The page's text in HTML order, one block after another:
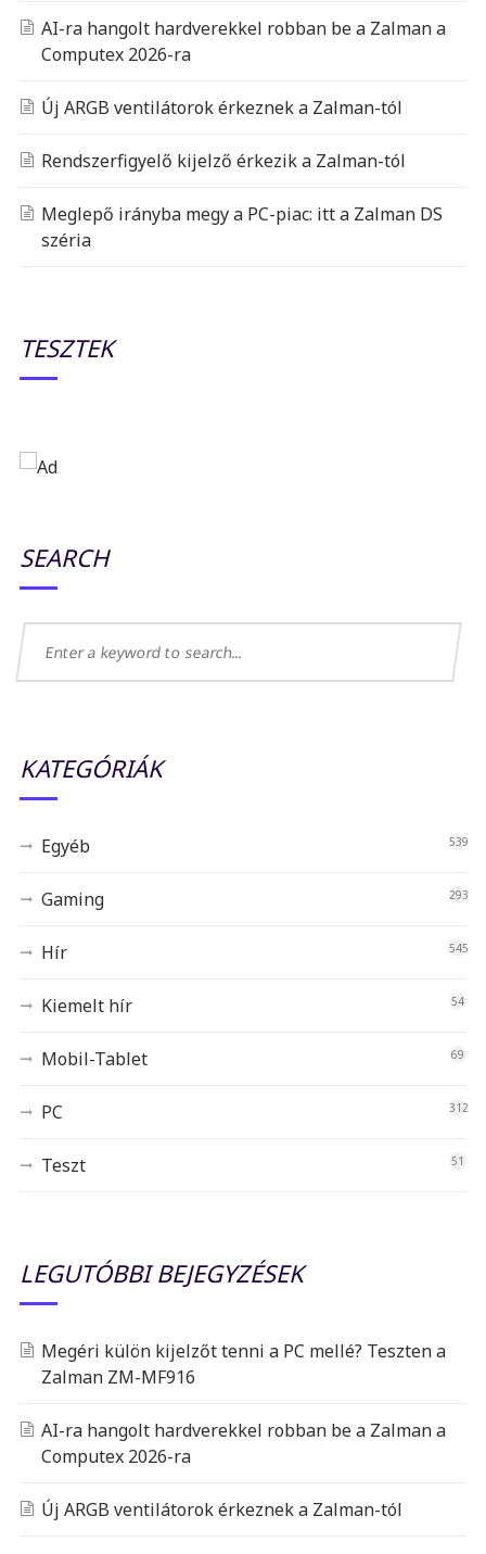
AI-ra hangolt hardverekkel robban be a Zalman a
Computex 2026-ra
Új ARGB ventilátorok érkeznek a Zalman-tól
Rendszerfigyelő kijelző érkezik a Zalman-tól
Meglepő irányba megy a PC-piac: itt a Zalman DS
széria
TESZTEK
SEARCH
KATEGÓRIÁK
Egyéb 539
Gaming 293
Hír 545
Kiemelt hír 54
Mobil-Tablet 69
PC 312
Teszt 51
LEGUTÓBBI BEJEGYZÉSEK
Megéri külön kijelzőt tenni a PC mellé? Teszten a
Zalman ZM-MF916
AI-ra hangolt hardverekkel robban be a Zalman a
Computex 2026-ra
Új ARGB ventilátorok érkeznek a Zalman-tól